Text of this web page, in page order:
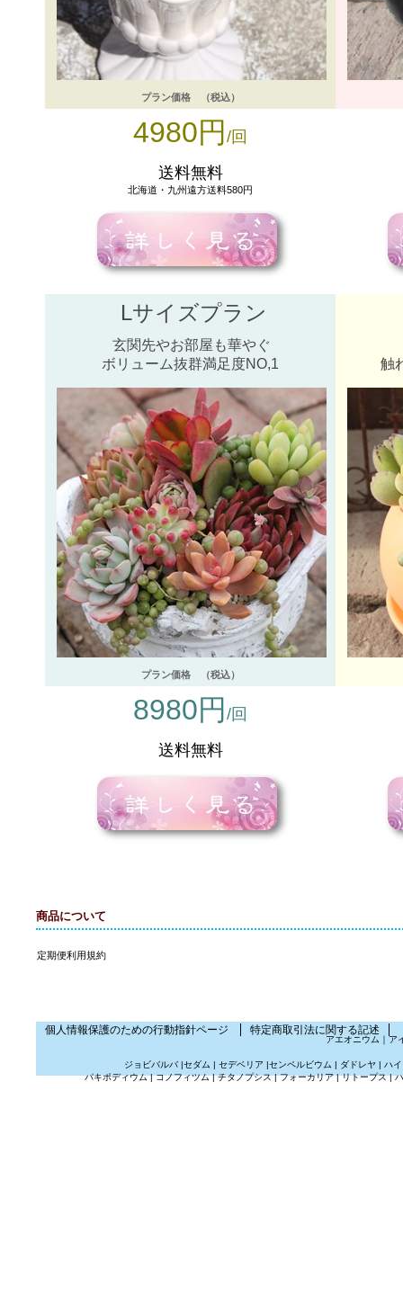
プラン価格 （税込）
4980円 /回
送料無料
北海道・九州遠方送料580円
Lサイズプラン
玄関先やお部屋も華やぐ
ボリューム抜群満足度NO,1
触
プラン価格 （税込）
8980円 /回
送料無料
商品について
定期便利用規約
アエオニウム ｜ ア
ジョビバルバ |セダム | セデベリア |センペルビウム | ダドレヤ | ハ
パキポディウム|コノフィツム|チタノプシス|フォーカリア|リトープス|
個人情報保護のための行動指針ページ 特定商取引法に関する記述